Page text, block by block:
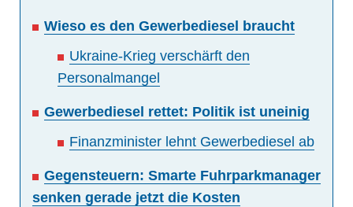
Wieso es den Gewerbediesel braucht
Ukraine-Krieg verschärft den
Personalmangel
Gewerbediesel rettet: Politik ist uneinig
Finanzminister lehnt Gewerbediesel ab
Gegensteuern: Smarte Fuhrparkmanager
senken gerade jetzt die Kosten